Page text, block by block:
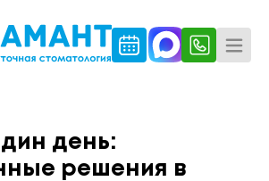
день:
решения в